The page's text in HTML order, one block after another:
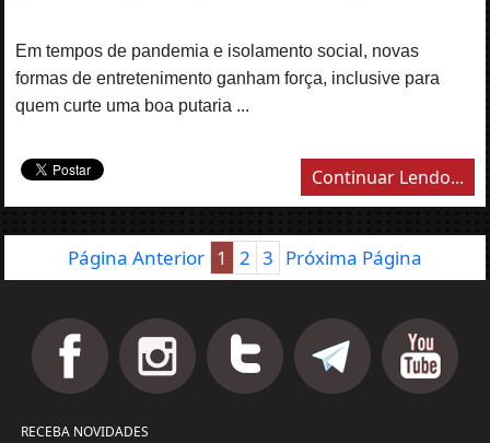
Em tempos de pandemia e isolamento social, novas
formas de entretenimento ganham força, inclusive para
quem curte uma boa putaria ...
Continuar Lendo...
Página Anterior 1 2 3 Próxima Página
RECEBA NOVIDADES